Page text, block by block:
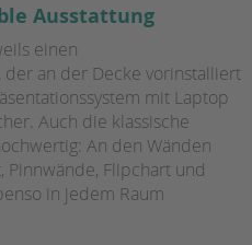
Ausstattung
einen
an der Decke vorinstalliert
mit Laptop
Auch die klassische
An den Wänden
Flipchart und
in jedem Raum